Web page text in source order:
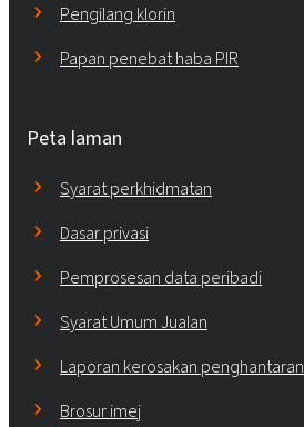
Pengilang klorin
Papan penebat haba PIR
Peta laman
Syarat perkhidmatan
Dasar privasi
Pemprosesan data peribadi
Syarat Umum Jualan
Laporan kerosakan penghantaran
Brosur imej